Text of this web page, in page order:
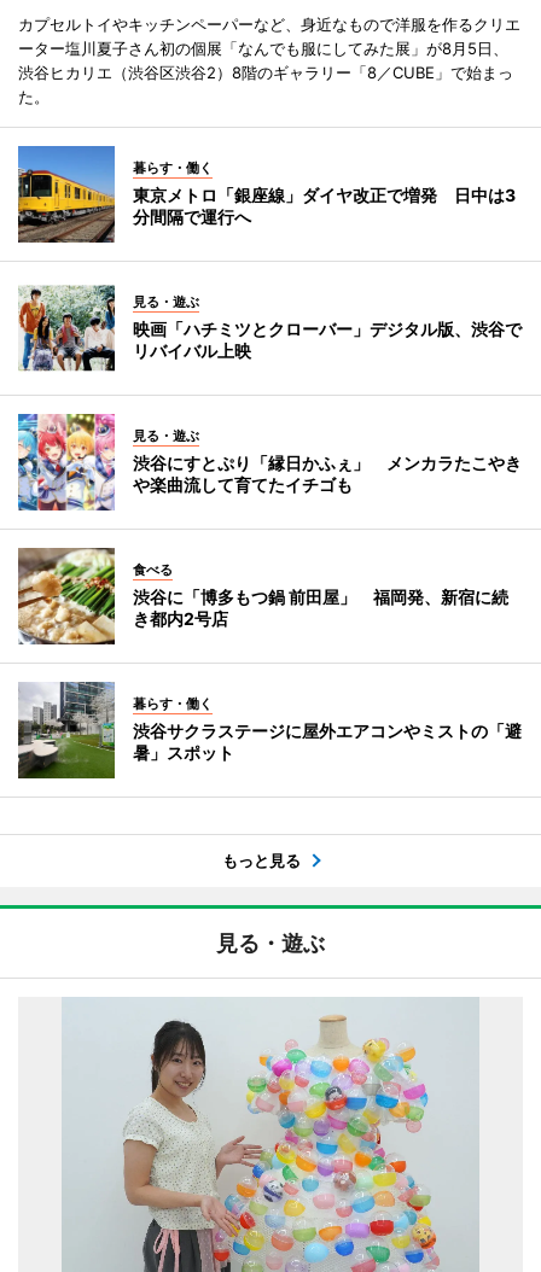
カプセルトイやキッチンペーパーなど、身近なもので洋服を作るクリエ
ーター塩川夏子さん初の個展「なんでも服にしてみた展」が8月5日、
渋谷ヒカリエ（渋谷区渋谷2）8階のギャラリー「8／CUBE」で始まっ
た。
暮らす・働く
東京メトロ「銀座線」ダイヤ改正で増発 日中は3
分間隔で運行へ
見る・遊ぶ
映画「ハチミツとクローバー」デジタル版、渋谷で
リバイバル上映
見る・遊ぶ
渋谷にすとぷり「縁日かふぇ」 メンカラたこやき
や楽曲流して育てたイチゴも
食べる
渋谷に「博多もつ鍋 前田屋」 福岡発、新宿に続
き都内2号店
暮らす・働く
渋谷サクラステージに屋外エアコンやミストの「避
暑」スポット
もっと見る
見る・遊ぶ